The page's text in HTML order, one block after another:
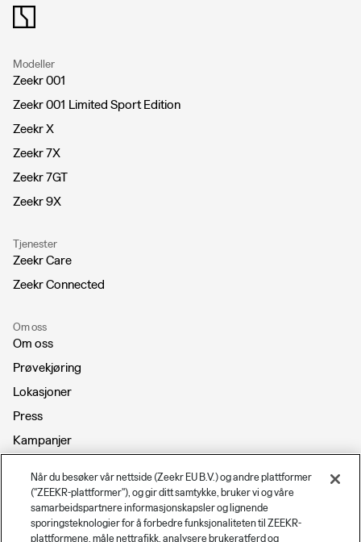
Modeller
Zeekr 001
Zeekr 001 Limited Sport Edition
Zeekr X
Zeekr 7X
Zeekr 7GT
Zeekr 9X
Tjenester
Zeekr Care
Zeekr Connected
Om oss
Om oss
Prøvekjøring
Lokasjoner
Press
Kampanjer
Karriere
RMI
Bli forhandler
Når du besøker vår nettside (Zeekr EU B.V.) og andre plattformer
("ZEEKR-plattformer"), og gir ditt samtykke, bruker vi og våre
samarbeidspartnere informasjonskapsler og lignende
sporingsteknologier for å forbedre funksjonaliteten til ZEEKR-
plattformene, måle nettrafikk, analysere brukeratferd og